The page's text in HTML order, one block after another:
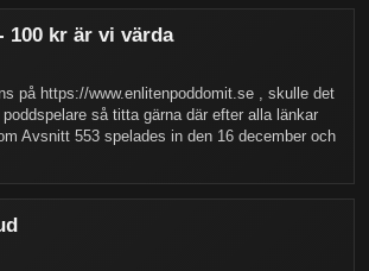
100 kr är vi värda
på https://www.enlitenpoddomit.se , skulle det
så titta gärna där efter alla länkar
Avsnitt 553 spelades in den 16 december och